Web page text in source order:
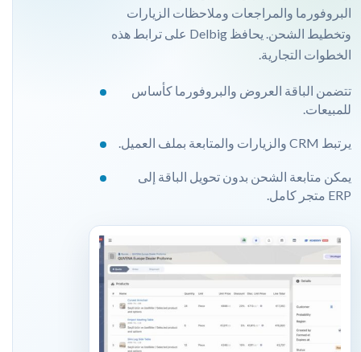
البروفورما والمراجعات وملاحظات الزيارات
وتخطيط الشحن. يحافظ Delbig على ترابط هذه
الخطوات التجارية.
تتضمن الباقة العروض والبروفورما كأساس
للمبيعات.
يرتبط CRM والزيارات والمتابعة بملف العميل.
يمكن متابعة الشحن بدون تحويل الباقة إلى
ERP متجر كامل.